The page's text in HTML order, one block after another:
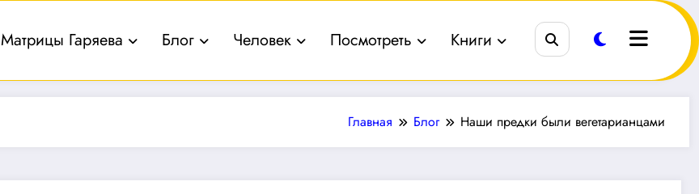
Матрицы Гаряева Блог Человек Посмотреть Книги
Главная Блог Наши предки были вегетарианцами